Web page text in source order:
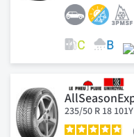
235/50 R 18